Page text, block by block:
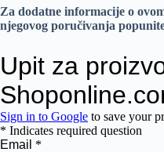
Za dodatne informacije o
njegovog poručivanja